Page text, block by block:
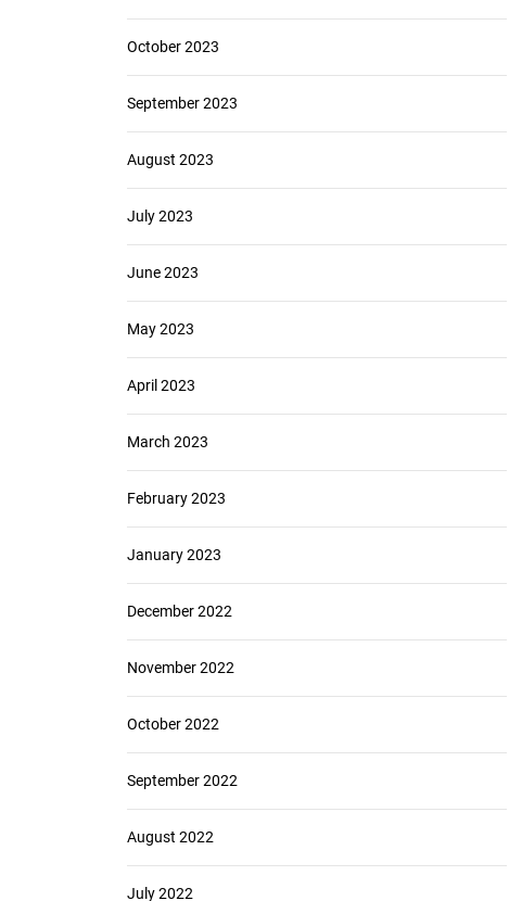
October 2023
September 2023
August 2023
July 2023
June 2023
May 2023
April 2023
March 2023
February 2023
January 2023
December 2022
November 2022
October 2022
September 2022
August 2022
July 2022